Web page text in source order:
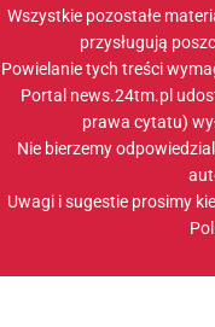
Wszystkie pozostałe
przysługują
Powielanie tych treści
Portal news.24tm.pl
prawa cytatu)
Nie bierzemy
Uwagi i sugestie prosimy